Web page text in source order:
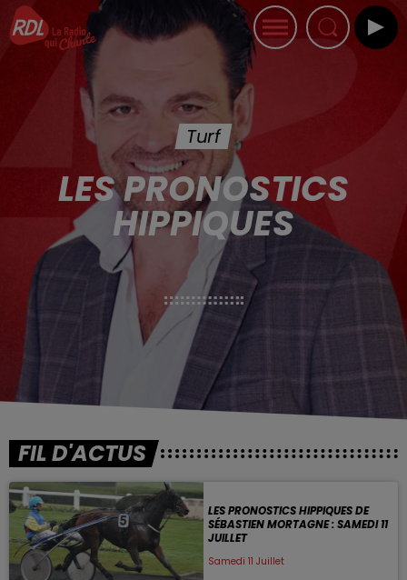
Turf
LES PRONOSTICS
HIPPIQUES
FIL D'ACTUS
LES PRONOSTICS HIPPIQUES DE
SÉBASTIEN MORTAGNE : SAMEDI 11
JUILLET
Samedi 11 Juillet